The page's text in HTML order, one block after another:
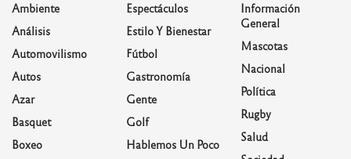
Ambiente
Análisis
Automovilismo
Autos
Azar
Basquet
Boxeo
Espectáculos
Estilo Y Bienestar
Fútbol
Gastronomía
Gente
Golf
Hablemos Un Poco
Información
General
Mascotas
Nacional
Política
Rugby
Salud